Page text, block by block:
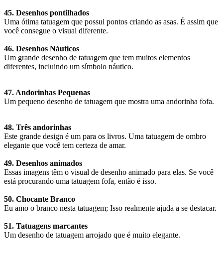
45. Desenhos pontilhados
Uma ótima tatuagem que possui pontos criando as asas. É assim que
você consegue o visual diferente.
46. ​​Desenhos Náuticos
Um grande desenho de tatuagem que tem muitos elementos
diferentes, incluindo um símbolo náutico.
47. Andorinhas Pequenas
Um pequeno desenho de tatuagem que mostra uma andorinha fofa.
48. Três andorinhas
Este grande design é um para os livros. Uma tatuagem de ombro
elegante que você tem certeza de amar.
49. Desenhos animados
Essas imagens têm o visual de desenho animado para elas. Se você
está procurando uma tatuagem fofa, então é isso.
50. Chocante Branco
Eu amo o branco nesta tatuagem; Isso realmente ajuda a se destacar.
51. Tatuagens marcantes
Um desenho de tatuagem arrojado que é muito elegante.